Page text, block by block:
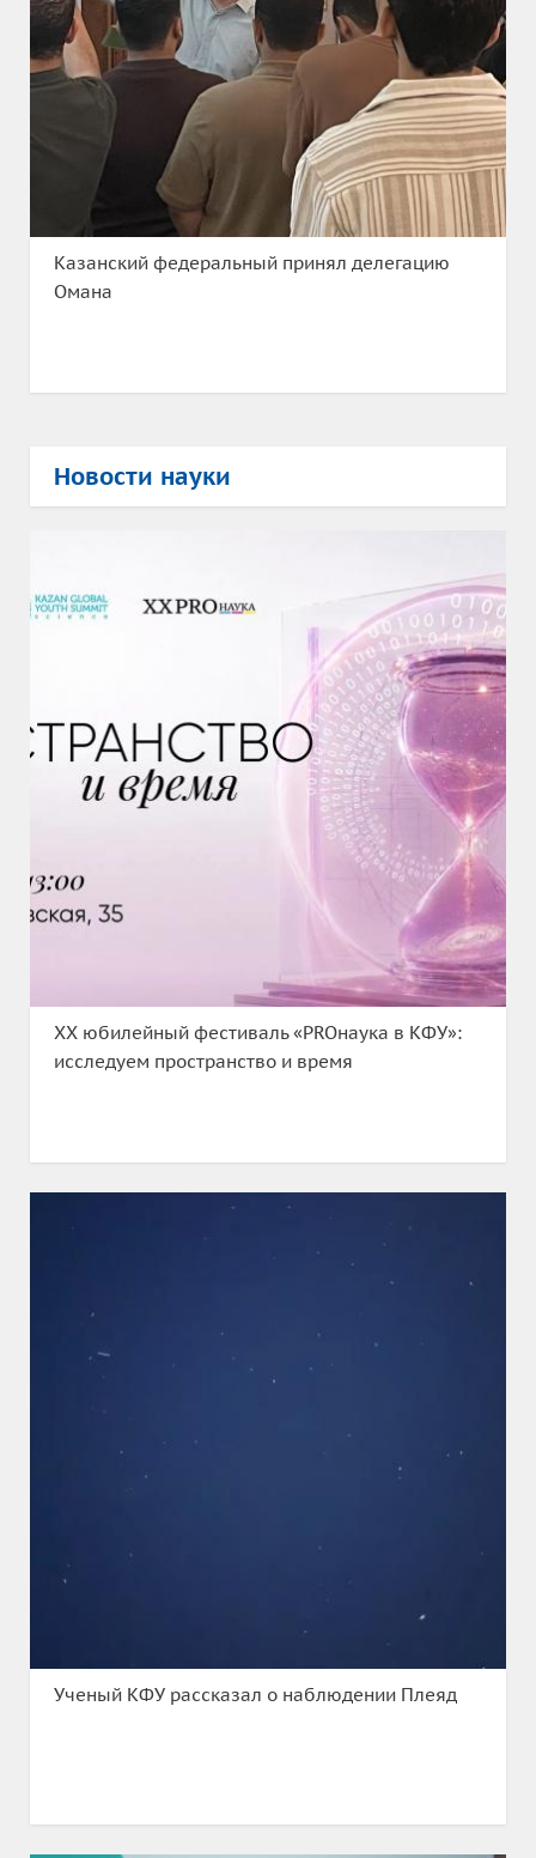
Казанский федеральный принял делегацию
Омана
Новости науки
XX юбилейный фестиваль «PROнаука в КФУ»:
исследуем пространство и время
Ученый КФУ рассказал о наблюдении Плеяд